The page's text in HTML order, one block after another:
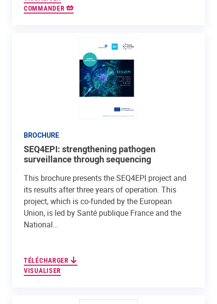
COMMANDER
BROCHURE
SEQ4EPI: strengthening pathogen
surveillance through sequencing
This brochure presents the SEQ4EPI project and
its results after three years of operation. This
project, which is co-funded by the European
Union, is led by Santé publique France and the
National...
TÉLÉCHARGER
VISUALISER